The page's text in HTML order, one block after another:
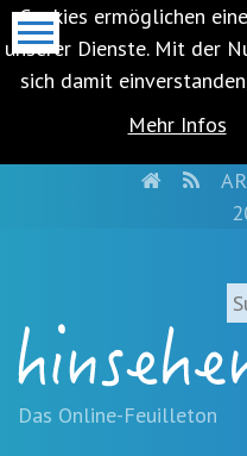
Cookies ermöglichen
unserer Dienste. Mit der
sich damit
Mehr Infos
springen
(Accesskey
'1')Zur
HOMERSS
Das Online-Feuilleton